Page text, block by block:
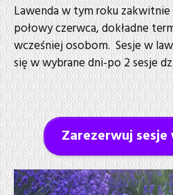
Lawenda w tym roku
połowy czerwca, dokładne
wcześniej osobom. Sesje w
się w wybrane dni-po 2 sesje
Zarezerwuj